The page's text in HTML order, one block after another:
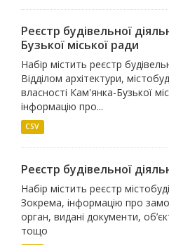
Реєстр будівельної
Бузької міської ради
Набір містить реєстр
Відділом архітектури,
власності Кам'янка-Бузької
інформацію про...
CSV
Реєстр будівельної
Набір містить реєстр
Зокрема, інформацію про
орган, видані документи,
тощо